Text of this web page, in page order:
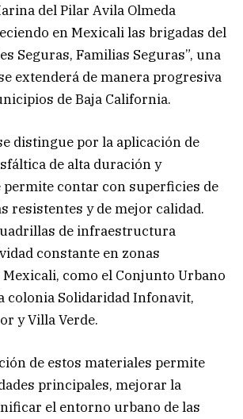
del Pilar Avila Olmeda
en Mexicali las brigadas del
Seguras, Familias Seguras”, una
extenderá de manera progresiva
de Baja California.
distingue por la aplicación de
de alta duración y
permite contar con superficies de
resistentes y de mejor calidad.
de infraestructura
constante en zonas
como el Conjunto Urbano
colonia Solidaridad Infonavit,
y Villa Verde.
de estos materiales permite
principales, mejorar la
el entorno urbano de las